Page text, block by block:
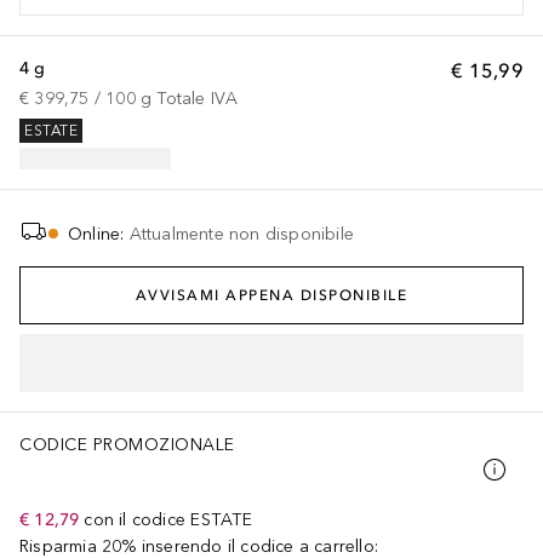
€ 15,99
4 g
€ 399,75 / 100 g Totale IVA
ESTATE
Online: Attualmente non disponibile
AVVISAMI APPENA DISPONIBILE
CODICE PROMOZIONALE
€ 12,79 con il codice ESTATE
Risparmia 20% inserendo il codice a carrello: